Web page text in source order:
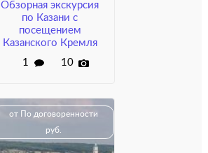
Обзорная экскурсия
по Казани с
посещением
Казанского Кремля
1
10
от По договоренности
руб.